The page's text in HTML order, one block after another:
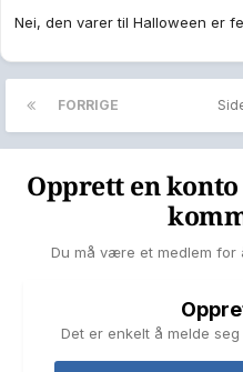
Nei, den varer til Halloween er
FORRIGE
Opprett en
Du må være et medlem for
Det er enkelt å melde